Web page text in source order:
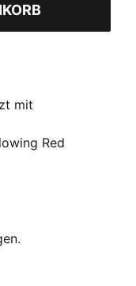
mit
Synthetik.
wie auf
stabilisiert den
bringen
Red